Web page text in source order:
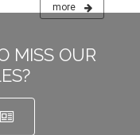
more
MISS OUR